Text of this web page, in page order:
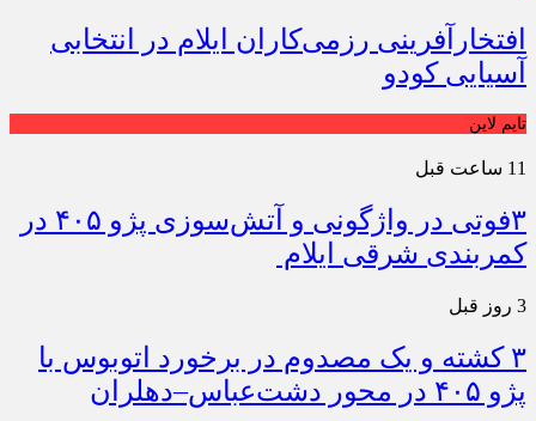
افتخارآفرینی رزمی‌کاران ایلام در انتخابی
آسیایی کودو
تایم لاین
11 ساعت قبل
۳فوتی در واژگونی و آتش‌سوزی پژو ۴۰۵ در
کمربندی شرقی ایلام
3 روز قبل
۳ کشته و یک مصدوم در برخورد اتوبوس با
پژو ۴۰۵ در محور دشت‌عباس–دهلران